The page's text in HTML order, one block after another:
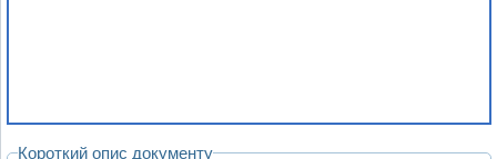
Короткий опис документу